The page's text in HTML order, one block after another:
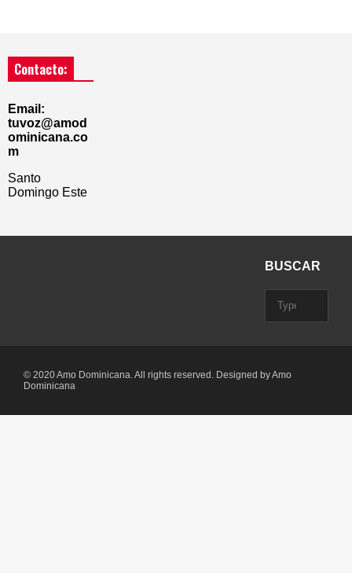
Contacto:
Email:
tuvoz@amod
ominicana.co
m
Santo
Domingo Este
BUSCAR
© 2020 Amo Dominicana. All rights reserved. Designed by Amo
Dominicana